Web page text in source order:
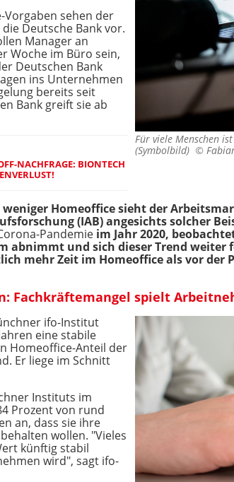
Für viele Menschen
(Symbolbild) ©
sehen der
Deutsche Bank vor.
Manager an
Woche im Büro sein,
Deutschen Bank
ins Unternehmen
bereits seit
Bank greift sie ab
NACHFRAGE: BIONTECH
weniger Homeoffice sieht der
(IAB) angesichts solcher
Pandemie im Jahr 2020,
abnimmt und sich dieser Trend
mehr Zeit im Homeoffice als vor der
Fachkräftemangel spielt
ifo-Institut
eine stabile
Homeoffice-Anteil der
Er liege im Schnitt
Instituts im
Prozent von rund
an, dass sie ihre
wollen. "Vieles
künftig stabil
wird", sagt ifo-